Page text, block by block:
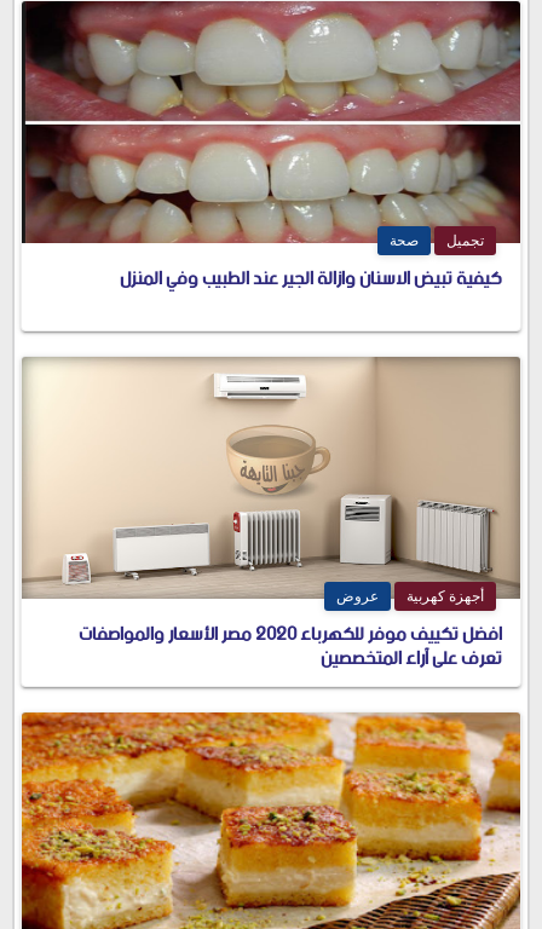
تجميل صحة
كيفية تبيض الاسنان وازالة الجير عند الطبيب وفي المنزل
أجهزة كهربية عروض
افضل تكييف موفر للكهرباء 2020 مصر الأسعار والمواصفات
تعرف على آراء المتخصصين